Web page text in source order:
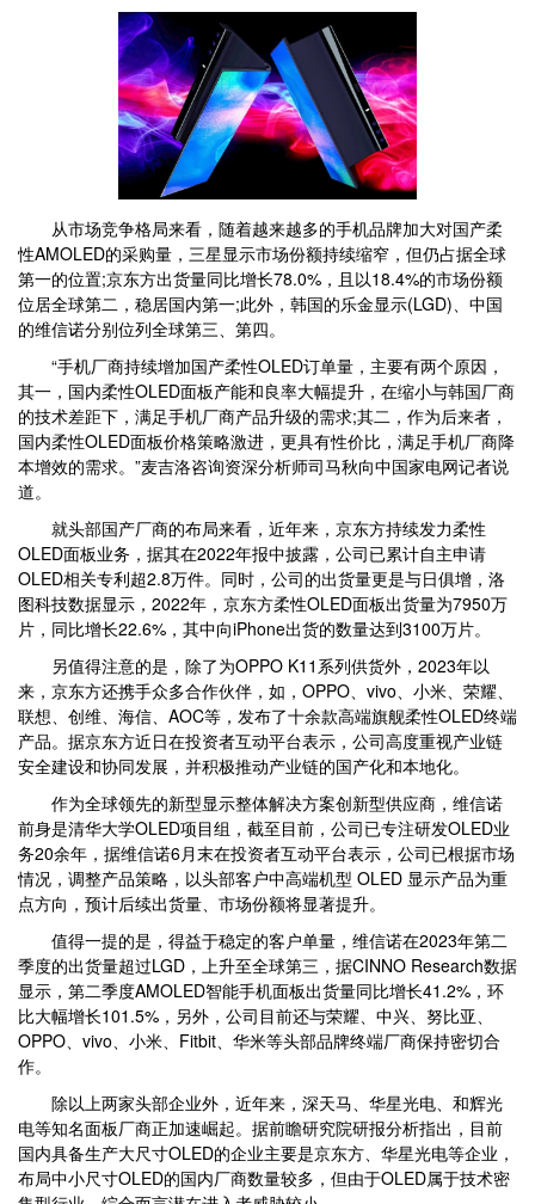
从市场竞争格局来看，随着越来越多的手机品牌加大对国产柔
性AMOLED的采购量，三星显示市场份额持续缩窄，但仍占据全球
第一的位置;京东方出货量同比增长78.0%，且以18.4%的市场份额
位居全球第二，稳居国内第一;此外，韩国的乐金显示(LGD)、中国
的维信诺分别位列全球第三、第四。
“手机厂商持续增加国产柔性OLED订单量，主要有两个原因，
其一，国内柔性OLED面板产能和良率大幅提升，在缩小与韩国厂商
的技术差距下，满足手机厂商产品升级的需求;其二，作为后来者，
国内柔性OLED面板价格策略激进，更具有性价比，满足手机厂商降
本增效的需求。”麦吉洛咨询资深分析师司马秋向中国家电网记者说
道。
就头部国产厂商的布局来看，近年来，京东方持续发力柔性
OLED面板业务，据其在2022年报中披露，公司已累计自主申请
OLED相关专利超2.8万件。同时，公司的出货量更是与日俱增，洛
图科技数据显示，2022年，京东方柔性OLED面板出货量为7950万
片，同比增长22.6%，其中向iPhone出货的数量达到3100万片。
另值得注意的是，除了为OPPO K11系列供货外，2023年以
来，京东方还携手众多合作伙伴，如，OPPO、vivo、小米、荣耀、
联想、创维、海信、AOC等，发布了十余款高端旗舰柔性OLED终端
产品。据京东方近日在投资者互动平台表示，公司高度重视产业链
安全建设和协同发展，并积极推动产业链的国产化和本地化。
作为全球领先的新型显示整体解决方案创新型供应商，维信诺
前身是清华大学OLED项目组，截至目前，公司已专注研发OLED业
务20余年，据维信诺6月末在投资者互动平台表示，公司已根据市场
情况，调整产品策略，以头部客户中高端机型 OLED 显示产品为重
点方向，预计后续出货量、市场份额将显著提升。
值得一提的是，得益于稳定的客户单量，维信诺在2023年第二
季度的出货量超过LGD，上升至全球第三，据CINNO Research数据
显示，第二季度AMOLED智能手机面板出货量同比增长41.2%，环
比大幅增长101.5%，另外，公司目前还与荣耀、中兴、努比亚、
OPPO、vivo、小米、Fitbit、华米等头部品牌终端厂商保持密切合
作。
除以上两家头部企业外，近年来，深天马、华星光电、和辉光
电等知名面板厂商正加速崛起。据前瞻研究院研报分析指出，目前
国内具备生产大尺寸OLED的企业主要是京东方、华星光电等企业，
布局中小尺寸OLED的国内厂商数量较多，但由于OLED属于技术密